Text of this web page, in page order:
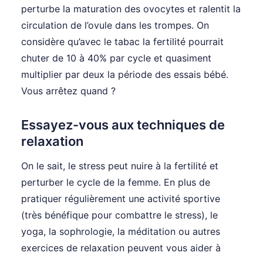
perturbe la maturation des ovocytes et ralentit la
circulation de l’ovule dans les trompes. On
considère qu’avec le tabac la fertilité pourrait
chuter de 10 à 40% par cycle et quasiment
multiplier par deux la période des essais bébé.
Vous arrêtez quand ?
Essayez-vous aux techniques de
relaxation
On le sait, le stress peut nuire à la fertilité et
perturber le cycle de la femme. En plus de
pratiquer régulièrement une activité sportive
(très bénéfique pour combattre le stress), le
yoga, la sophrologie, la méditation ou autres
exercices de relaxation peuvent vous aider à